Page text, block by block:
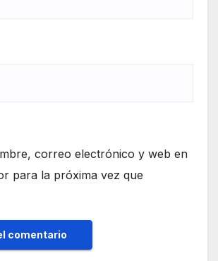
correo electrónico y web en
para la próxima vez que